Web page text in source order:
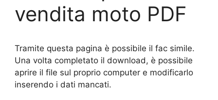
vendita moto PDF
Tramite questa pagina è possibile il fac simile.
Una volta completato il download, è possibile
aprire il file sul proprio computer e modificarlo
inserendo i dati mancati.